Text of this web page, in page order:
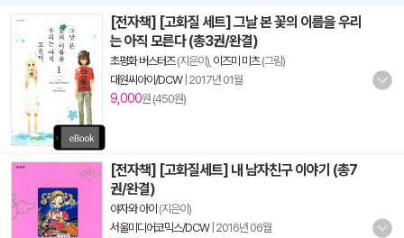
[전자책] [고화질 세트] 그날 본 꽃의 이름을 우리
는 아직 모른다 (총3권/완결)
초평화 버스터즈(지은이), 이즈미 미츠(그림)
대원씨아이/DCW| 2017년 01월
9,000원 (450원)
[전자책] [고화질세트] 내 남자친구 이야기 (총7
권/완결)
야자와 아이 (지은이)
서울미디어코믹스/DCW| 2016년 06월